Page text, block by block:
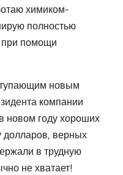
химиком-
полностью
при помощи
новым
компании
новом году хороших
долларов, верных
в трудную
не хватает!